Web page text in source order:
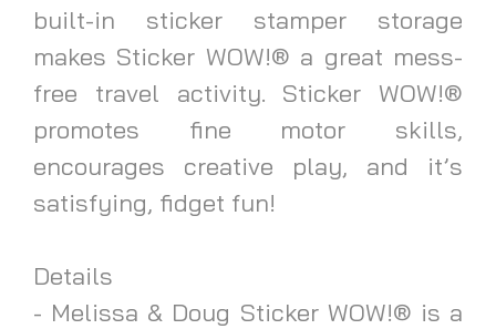
built-in sticker stamper storage
makes Sticker WOW!® a great mess-
free travel activity. Sticker WOW!®
promotes fine motor skills,
encourages creative play, and it’s
satisfying, fidget fun!
Details
- Melissa & Doug Sticker WOW!® is a